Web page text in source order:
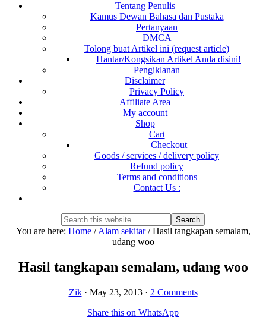
Tentang Penulis
Kamus Dewan Bahasa dan Pustaka
Pertanyaan
DMCA
Tolong buat Artikel ini (request article)
Hantar/Kongsikan Artikel Anda disini!
Pengiklanan
Disclaimer
Privacy Policy
Affiliate Area
My account
Shop
Cart
Checkout
Goods / services / delivery policy
Refund policy
Terms and conditions
Contact Us :
Search
this
Hide
Search
You are here: Home / Alam sekitar /Hasil tangkapan semalam,
udang woo
Hasil tangkapan semalam, udang woo
Zik· May 23, 2013· 2 Comments
Share this on WhatsApp